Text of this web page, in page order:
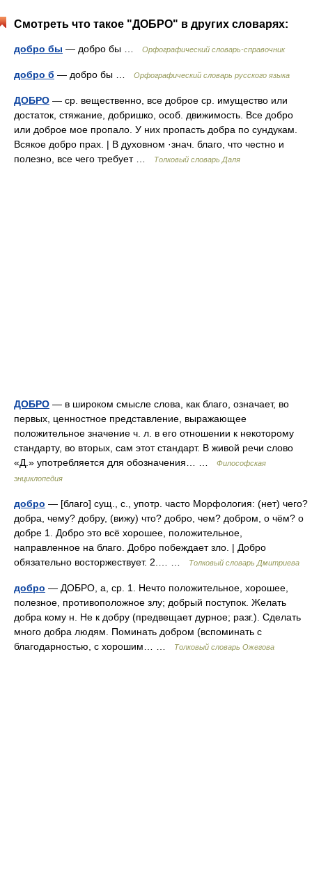
Смотреть что такое "ДОБРО" в других словарях:
добро бы — добро бы … Орфографический словарь-справочник
добро б — добро бы … Орфографический словарь русского языка
ДОБРО — ср. вещественно, все доброе ср. имущество или
достаток, стяжание, добришко, особ. движимость. Все добро
или доброе мое пропало. У них пропасть добра по сундукам.
Всякое добро прах. | В духовном ·знач. благо, что честно и
полезно, все чего требует …
Толковый словарь Даля
ДОБРО — в широком смысле слова, как благо, означает, во
первых, ценностное представление, выражающее
положительное значение ч. л. в его отношении к некоторому
стандарту, во вторых, сам этот стандарт. В живой речи слово
«Д.» употребляется для обозначения… …
Философская
энциклопедия
добро — [благо] сущ., с., употр. часто Морфология: (нет) чего?
добра, чему? добру, (вижу) что? добро, чем? добром, о чём? о
добре 1. Добро это всё хорошее, положительное,
направленное на благо. Добро побеждает зло. | Добро
обязательно восторжествует. 2.… …
Толковый словарь Дмитриева
добро — ДОБРО, а, ср. 1. Нечто положительное, хорошее,
полезное, противоположное злу; добрый поступок. Желать
добра кому н. Не к добру (предвещает дурное; разг.). Сделать
много добра людям. Поминать добром (вспоминать с
благодарностью, с хорошим… …
Толковый словарь Ожегова